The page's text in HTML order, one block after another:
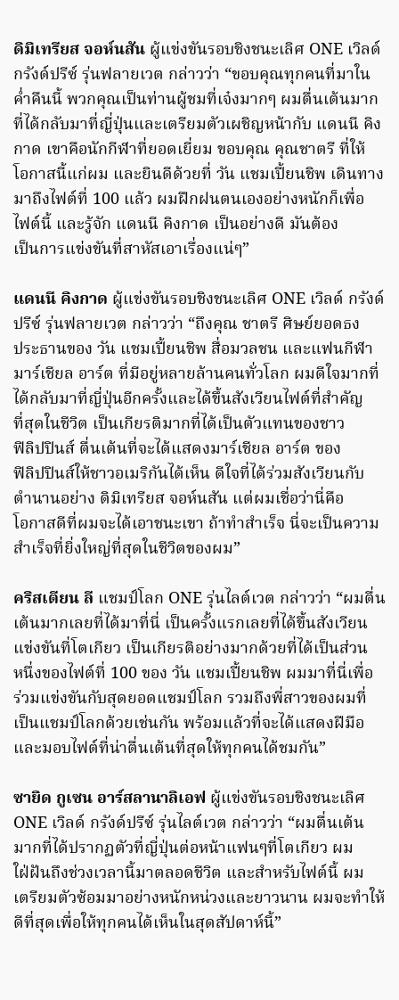
ดิมิเทรียส จอห์นสัน ผู้แข่งขันรอบชิงชนะเลิศ ONE เวิลด์
กรังด์ปรีซ์ รุ่นฟลายเวต กล่าวว่า “ขอบคุณทุกคนที่มาใน
ค่ำคืนนี้ พวกคุณเป็นท่านผู้ชมที่เจ๋งมากๆ ผมตื่นเต้นมาก
ที่ได้กลับมาที่ญี่ปุ่นและเตรียมตัวเผชิญหน้ากับ แดนนี คิง
กาด เขาคือนักกีฬาที่ยอดเยี่ยม ขอบคุณ คุณชาตรี ที่ให้
โอกาสนี้แก่ผม และยินดีด้วยที่ วัน แชมเปี้ยนชิพ เดินทาง
มาถึงไฟต์ที่ 100 แล้ว ผมฝึกฝนตนเองอย่างหนักก็เพื่อ
ไฟต์นี้ และรู้จัก แดนนี คิงกาด เป็นอย่างดี มันต้อง
เป็นการแข่งขันที่สาหัสเอาเรื่องแน่ๆ”
แดนนี คิงกาด ผู้แข่งขันรอบชิงชนะเลิศ ONE เวิลด์ กรังด์
ปรีซ์ รุ่นฟลายเวต กล่าวว่า “ถึงคุณ ชาตรี ศิษย์ยอดธง
ประธานของ วัน แชมเปี้ยนชิพ สื่อมวลชน และแฟนกีฬา
มาร์เชียล อาร์ต ที่มีอยู่หลายล้านคนทั่วโลก ผมดีใจมากที่
ได้กลับมาที่ญี่ปุ่นอีกครั้งและได้ขึ้นสังเวียนไฟต์ที่สำคัญ
ที่สุดในชีวิต เป็นเกียรติมากที่ได้เป็นตัวแทนของชาว
ฟิลิปปินส์ ตื่นเต้นที่จะได้แสดงมาร์เชียล อาร์ต ของ
ฟิลิปปินส์ให้ชาวอเมริกันได้เห็น ดีใจที่ได้ร่วมสังเวียนกับ
ตำนานอย่าง ดิมิเทรียส จอห์นสัน แต่ผมเชื่อว่านี่คือ
โอกาสดีที่ผมจะได้เอาชนะเขา ถ้าทำสำเร็จ นี่จะเป็นความ
สำเร็จที่ยิ่งใหญ่ที่สุดในชีวิตของผม”
คริสเตียน ลี แชมป์โลก ONE รุ่นไลต์เวต กล่าวว่า “ผมตื่น
เต้นมากเลยที่ได้มาที่นี่ เป็นครั้งแรกเลยที่ได้ขึ้นสังเวียน
แข่งขันที่โตเกียว เป็นเกียรติอย่างมากด้วยที่ได้เป็นส่วน
หนึ่งของไฟต์ที่ 100 ของ วัน แชมเปี้ยนชิพ ผมมาที่นี่เพื่อ
ร่วมแข่งขันกับสุดยอดแชมป์โลก รวมถึงพี่สาวของผมที่
เป็นแชมป์โลกด้วยเช่นกัน พร้อมแล้วที่จะได้แสดงฝีมือ
และมอบไฟต์ที่น่าตื่นเต้นที่สุดให้ทุกคนได้ชมกัน”
ซายิด กูเซน อาร์สลานาลิเอฟ ผู้แข่งขันรอบชิงชนะเลิศ
ONE เวิลด์ กรังด์ปรีซ์ รุ่นไลต์เวต กล่าวว่า “ผมตื่นเต้น
มากที่ได้ปรากฏตัวที่ญี่ปุ่นต่อหน้าแฟนๆที่โตเกียว ผม
ใฝ่ฝันถึงช่วงเวลานี้มาตลอดชีวิต และสำหรับไฟต์นี้ ผม
เตรียมตัวซ้อมมาอย่างหนักหน่วงและยาวนาน ผมจะทำให้
ดีที่สุดเพื่อให้ทุกคนได้เห็นในสุดสัปดาห์นี้”